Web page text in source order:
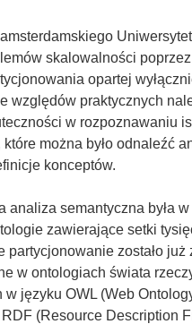
skalowalności
opartej
względów praktycznych
w rozpoznawaniu
można było odnaleźć
konceptów.
analiza semantyczna była
zawierające setki
partycjonowanie zostało już
w ontologiach świata
w języku OWL (Web
(Resource Description